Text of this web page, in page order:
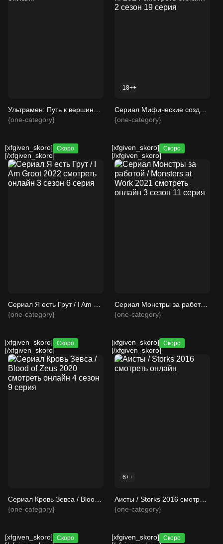
{one-category}
18++
{one-category}
[xfgiven_skoro] Скоро
[/xfgiven_skoro]
{one-category}
[xfgiven_skoro] Скоро
[/xfgiven_skoro]
Сериал Монстры за работой / Monsters at Work 2021 смотреть онлайн 3 сезон 11 серия
{one-category}
[xfgiven_skoro] Скоро
[/xfgiven_skoro]
{one-category}
[xfgiven_skoro] Скоро
[/xfgiven_skoro]
6++
{one-category}
[xfgiven_skoro] Скоро [xfgiven_skoro] Скоро